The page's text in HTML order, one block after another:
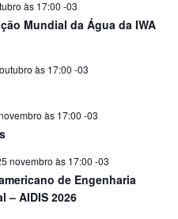
às 17:00 -03
Mundial da Água da IWA
às 17:00 -03
às 17:00 -03
novembro às 17:00 -03
de Engenharia
– AIDIS 2026